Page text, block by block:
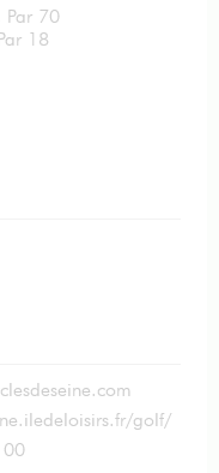
Par 70
18
golf/